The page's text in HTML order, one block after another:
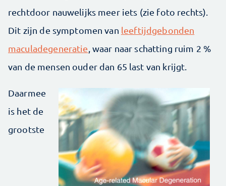
rechtdoor nauwelijks meer iets (zie foto rechts).
Dit zijn de symptomen van leeftijdgebonden
maculadegeneratie, waar naar schatting ruim 2 %
van de mensen ouder dan 65 last van krijgt.
Daarmee
is het de
grootste